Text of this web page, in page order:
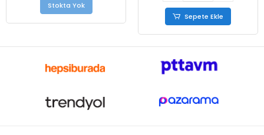
Stokta Yok
Sepete Ekle